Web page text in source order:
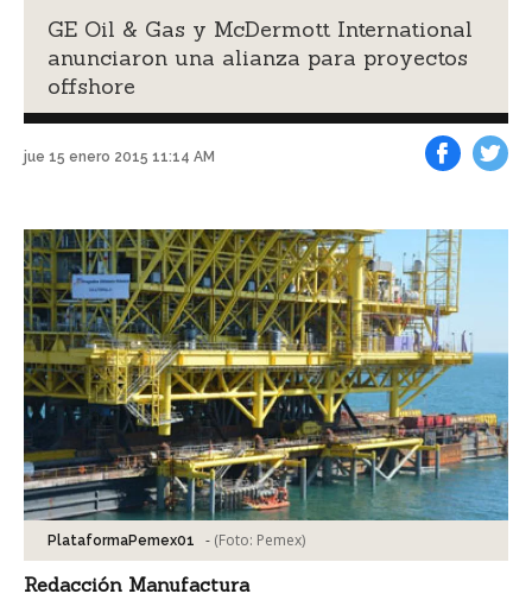
GE Oil & Gas y McDermott International
anunciaron una alianza para proyectos
offshore
jue 15 enero 2015 11:14 AM
PlataformaPemex01 - (Foto: Pemex)
Redacción Manufactura